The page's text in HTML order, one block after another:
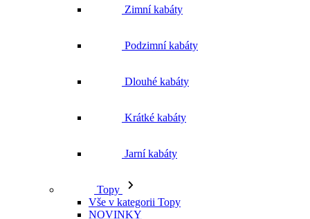
Zimní kabáty
Podzimní kabáty
Dlouhé kabáty
Krátké kabáty
Jarní kabáty
Topy
Vše v kategorii Topy
NOVINKY